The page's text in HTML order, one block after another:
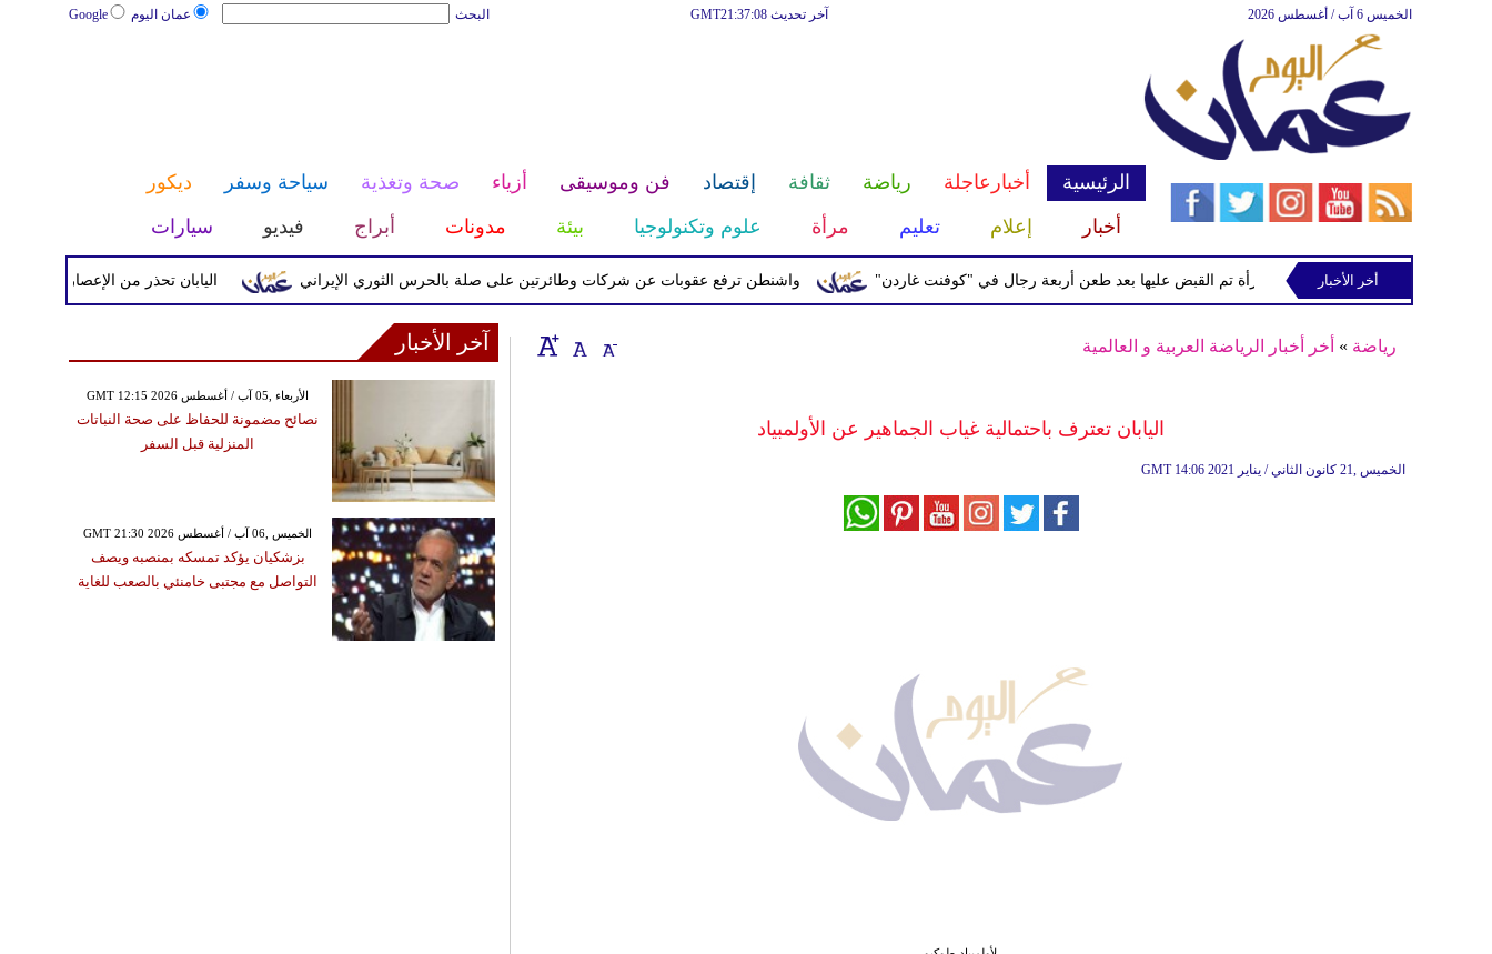
عمان اليوم Google البحث آخر تحديث GMT21:37:08 الخميس 6 آب / أغسطس 2026
الرئيسية أخبارعاجلة رياضة ثقافة إقتصاد فن وموسيقى أزياء صحة وتغذية سياحة وسفر
ديكور
أخبار
إعلام تعليم مرأة علوم وتكنولوجيا بيئة مدونات أبراج فيديو سيارات
اليابان تحذر من الإعصار دولفين ورياح واشنطن ترفع عقوبات عن شركات وطائرتين على صلة بالحرس الثوري الإيراني الشرطة تعتقل إمرأة تم القبض عليها بعد طعن أربعة رجال في "كوفنت غاردن"
أخر الأخبار
رياضة » أخر أخبار الرياضة العربية و العالمية
اليابان تعترف باحتمالية غياب الجماهير عن الأولمبياد
GMT 14:06 2021 الخميس ,21 كانون الثاني / يناير
آخر الأخبار
GMT 12:15 2026 الأربعاء ,05 آب / أغسطس
نصائح مضمونة للحفاظ على صحة النباتات
المنزلية قبل السفر
GMT 21:30 2026 الخميس ,06 آب / أغسطس
بزشكيان يؤكد تمسكه بمنصبه ويصف
التواصل مع مجتبى خامنئي بالصعب للغاية